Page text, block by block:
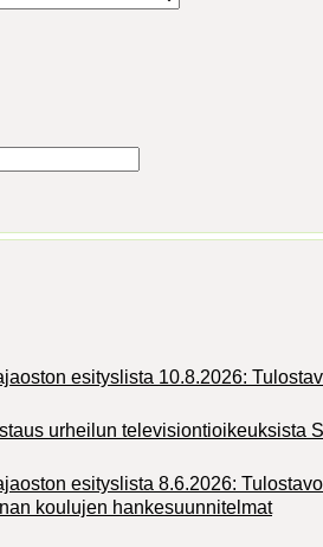
esityslista 10.8.2026:
urheilun televisiontioikeuksista
esityslista 8.6.2026:
koulujen hankesuunnitelmat